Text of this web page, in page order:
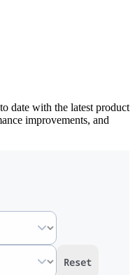
date with the latest product
improvements, and
Reset